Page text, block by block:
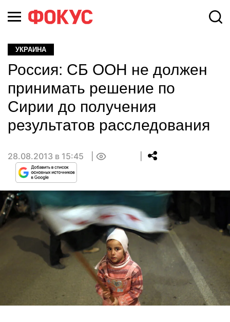
УКРАИНА
Россия: СБ ООН не должен
принимать решение по
Сирии до получения
результатов расследования
28.08.2013 в 15:45